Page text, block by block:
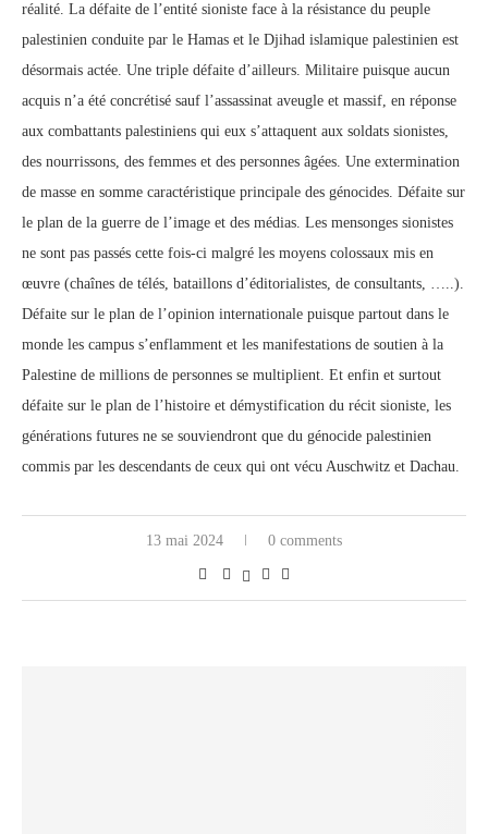
réalité. La défaite de l’entité sioniste face à la résistance du peuple
palestinien conduite par le Hamas et le Djihad islamique palestinien est
désormais actée. Une triple défaite d’ailleurs. Militaire puisque aucun
acquis n’a été concrétisé sauf l’assassinat aveugle et massif, en réponse
aux combattants palestiniens qui eux s’attaquent aux soldats sionistes,
des nourrissons, des femmes et des personnes âgées. Une extermination
de masse en somme caractéristique principale des génocides. Défaite sur
le plan de la guerre de l’image et des médias. Les mensonges sionistes
ne sont pas passés cette fois-ci malgré les moyens colossaux mis en
œuvre (chaînes de télés, bataillons d’éditorialistes, de consultants, …..).
Défaite sur le plan de l’opinion internationale puisque partout dans le
monde les campus s’enflamment et les manifestations de soutien à la
Palestine de millions de personnes se multiplient. Et enfin et surtout
défaite sur le plan de l’histoire et démystification du récit sioniste, les
générations futures ne se souviendront que du génocide palestinien
commis par les descendants de ceux qui ont vécu Auschwitz et Dachau.
13 mai 2024 0 comments